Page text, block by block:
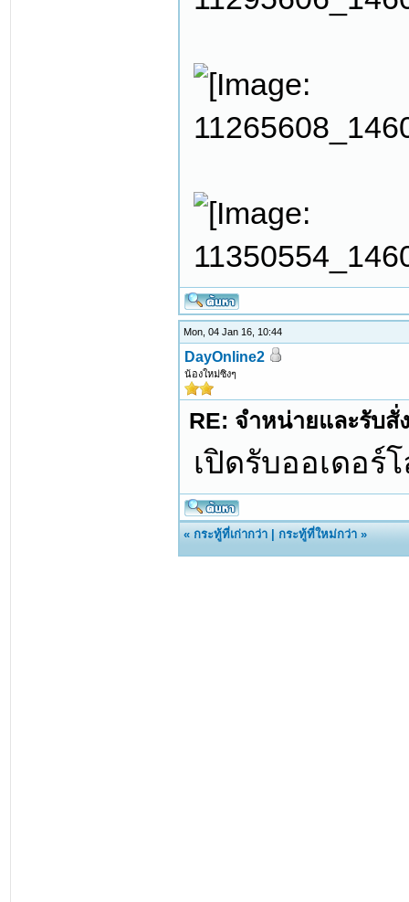
Mon, 04 Jan 16, 10:44
DayOnline2
น้องใหม่ซิงๆ
RE: จำหน่ายและรับสั่
เปิดรับออเดอร์
«กระทู้ที่เก่ากว่า |กระทู้ที่ใหม่กว่า »